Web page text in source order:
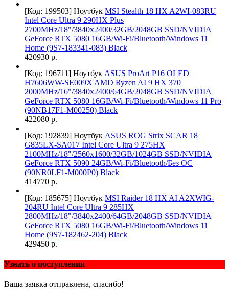
[Код: 199503] Ноутбук MSI Stealth 18 HX A2WI-083RU
Intel Core Ultra 9 290HX Plus
2700MHz/18"/3840x2400/32GB/2048GB SSD/NVIDIA
GeForce RTX 5080 16GB/Wi-Fi/Bluetooth/Windows 11
Home (9S7-183341-083) Black
420930 р.
[Код: 196711] Ноутбук ASUS ProArt P16 OLED
H7606WW-SE009X AMD Ryzen AI 9 HX 370
2000MHz/16"/3840x2400/64GB/2048GB SSD/NVIDIA
GeForce RTX 5080 16GB/Wi-Fi/Bluetooth/Windows 11 Pro
(90NB17F1-M00250) Black
422080 р.
[Код: 192839] Ноутбук ASUS ROG Strix SCAR 18
G835LX-SA017 Intel Core Ultra 9 275HX
2100MHz/18"/2560х1600/32GB/1024GB SSD/NVIDIA
GeForce RTX 5090 24GB/Wi-Fi/Bluetooth/Без ОС
(90NR0LF1-M000P0) Black
414770 р.
[Код: 185675] Ноутбук MSI Raider 18 HX AI A2XWIG-
204RU Intel Core Ultra 9 285HX
2800MHz/18"/3840x2400/64GB/2048GB SSD/NVIDIA
GeForce RTX 5080 16GB/Wi-Fi/Bluetooth/Windows 11
Home (9S7-182462-204) Black
429450 р.
Узнать о поступлении
Ваша заявка отправлена, спасибо!